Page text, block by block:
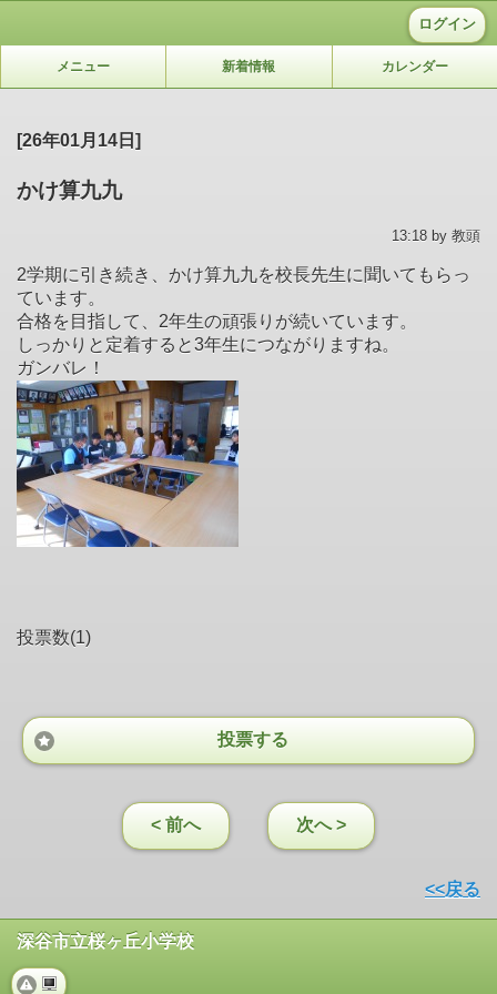
ログイン
メニュー 新着情報 カレンダー
[26年01月14日]
かけ算九九
13:18 by 教頭
2学期に引き続き、かけ算九九を校長先生に聞いてもらっ
ています。
合格を目指して、2年生の頑張りが続いています。
しっかりと定着すると3年生につながりますね。
ガンバレ！
投票数(1)
投票する
< 前へ 次へ >
<<戻る
深谷市立桜ヶ丘小学校